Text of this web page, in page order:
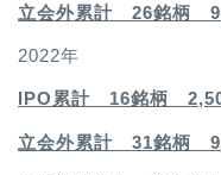
立会外累計 26銘柄
2022年
IPO累計 16銘柄
立会外累計 31銘柄